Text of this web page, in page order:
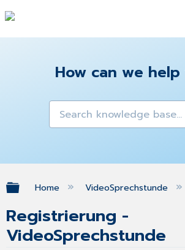
How can we help
Expand/collapse global
Home VideoSprechstunde
Registrierung -
VideoSprechstunde